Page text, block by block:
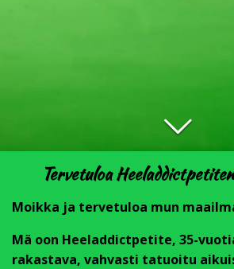
Tervetuloa
Moikka ja tervetuloa mun
Mä oon Heeladdictpetite, 35-
rakastava, vahvasti tatuoitu